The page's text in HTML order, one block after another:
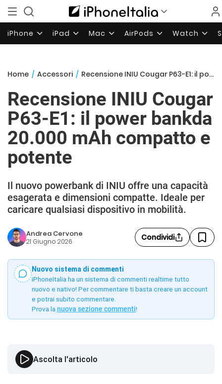
iPhone iPad Mac AirPods Watch
Home / Accessori / Recensione INIU Cougar P63-E1: il power bankda 20.000 mAh compatto e potente
Recensione INIU Cougar
P63-E1: il power bankda
20.000 mAh compatto e
potente
Il nuovo powerbank di INIU offre una capacità
esagerata e dimensioni compatte. Ideale per
caricare qualsiasi dispositivo in mobilità.
Andrea Cervone
21 Giugno 2026 Condividi
Nuovo sistema di commenti
iPhoneItalia ha un sistema di commenti realtime tutto
nuovo e nativo! Per commentare ti basta creare un account
e potrai subito commentare.
Prova la nuova sezione commenti!
Ascolta l'articolo